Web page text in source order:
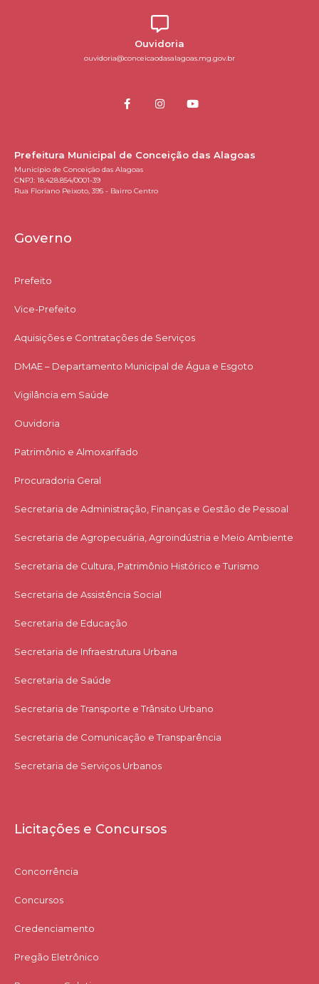
Ouvidoria
ouvidoria@conceicaodasalagoas.mg.gov.br
Prefeitura Municipal de Conceição das Alagoas
Município de Conceição das Alagoas
CNPJ: 18.428.854/0001-39
Rua Floriano Peixoto, 395 - Bairro Centro
Governo
Prefeito
Vice-Prefeito
Aquisições e Contratações de Serviços​
DMAE – Departamento Municipal de Água e Esgoto
Vigilância em Saúde
Ouvidoria
Patrimônio e Almoxarifado
Procuradoria Geral
Secretaria de Administração, Finanças e Gestão de Pessoal
Secretaria de Agropecuária, Agroindústria e Meio Ambiente
Secretaria de Cultura, Patrimônio Histórico e Turismo
Secretaria de Assistência Social
Secretaria de Educação
Secretaria de Infraestrutura Urbana
Secretaria de Saúde
Secretaria de Transporte e Trânsito Urbano
Secretaria de Comunicação e Transparência
Secretaria de Serviços Urbanos
Licitações e Concursos
Concorrência
Concursos
Credenciamento
Pregão Eletrônico